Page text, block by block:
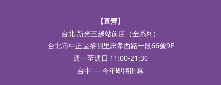
【直營】
台北 新光三越站前店（全系列）
台北市中正區黎明里忠孝西路一段66號9F
週一至週日 11:00-21:30
台中 — 今年即將開幕